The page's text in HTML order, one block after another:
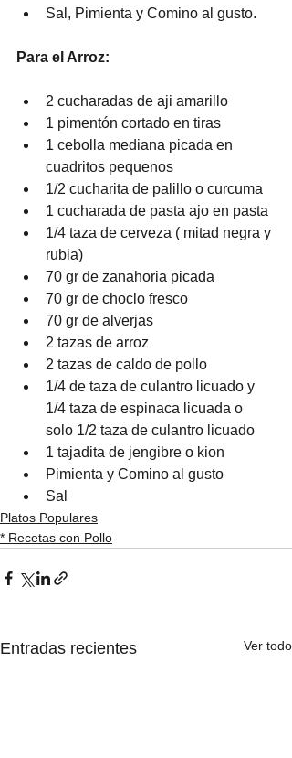
Sal, Pimienta y Comino al gusto.
Para el Arroz:
2 cucharadas de aji amarillo
1 pimentón cortado en tiras
1 cebolla mediana picada en
cuadritos pequenos
1/2 cucharita de palillo o curcuma
1 cucharada de pasta ajo en pasta
1/4 taza de cerveza ( mitad negra y
rubia)
70 gr de zanahoria picada
70 gr de choclo fresco
70 gr de alverjas
2 tazas de arroz
2 tazas de caldo de pollo
1/4 de taza de culantro licuado y
1/4 taza de espinaca licuada o
solo 1/2 taza de culantro licuado
1 tajadita de jengibre o kion
Pimienta y Comino al gusto
Sal
Platos Populares
* Recetas con Pollo
Entradas recientes Ver todo